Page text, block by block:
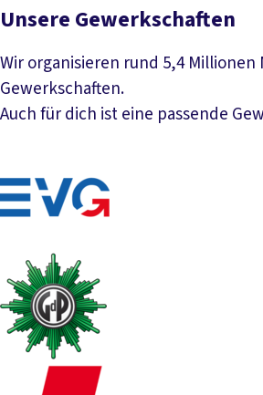
Unsere Gewerkschaften
Wir organisieren rund 5,4 Millionen
Gewerkschaften.
Auch für dich ist eine passende